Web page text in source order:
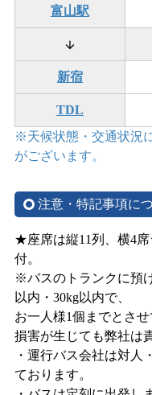
富山駅
arrow_downward
新宿
TDL
※天候状態・交通状況
がございます。
注意・特記事項に
★座席は縦11列、横4席
付。
※バスのトランクに預
以内・30kg以内で、
お一人様1個までとさ
損害が生じても弊社は
・運行バス会社は対人
ております。